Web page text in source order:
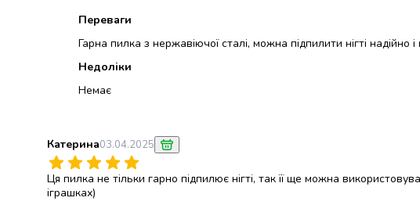
Ячна
крупа
Перлова
крупа
Пшоно
Рибні
консерви
Овочева
Переваги
Гарна пилка з нержавіючої сталі, можна підпилити нігті надійно
Недоліки
Немає
Катерина03.04.2025
Ця пилка не тільки гарно підпилює нігті, так її ще можна
іграшках)